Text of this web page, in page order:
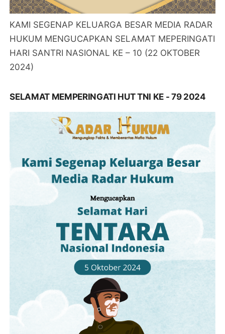
KAMI SEGENAP KELUARGA BESAR MEDIA RADAR
HUKUM MENGUCAPKAN SELAMAT MEPERINGATI
HARI SANTRI NASIONAL KE – 10 (22 OKTOBER
2024)
SELAMAT MEMPERINGATI HUT TNI KE - 79 2024